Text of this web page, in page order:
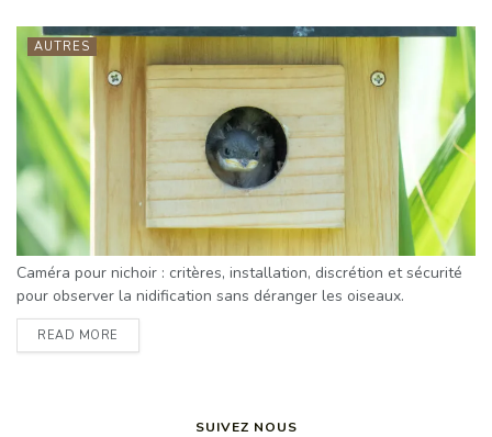
AUTRES
Caméra pour nichoir : critères, installation, discrétion et sécurité
pour observer la nidification sans déranger les oiseaux.
READ MORE
SUIVEZ NOUS